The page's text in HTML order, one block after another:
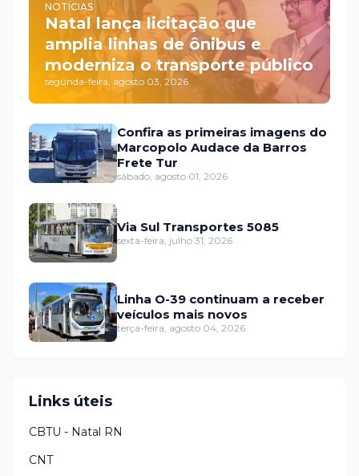
NOTÍCIAS
Natal lança licitação que
amplia linhas de ônibus e
moderniza o transporte público
segunda-feira, agosto 03, 2026
Confira as primeiras imagens do
Marcopolo Audace da Barros
Frete Tur
sábado, agosto 01, 2026
Via Sul Transportes 5085
sexta-feira, julho 31, 2026
Linha O-39 continuam a receber
veículos mais novos
terça-feira, agosto 04, 2026
Links úteis
CBTU - Natal RN
CNT